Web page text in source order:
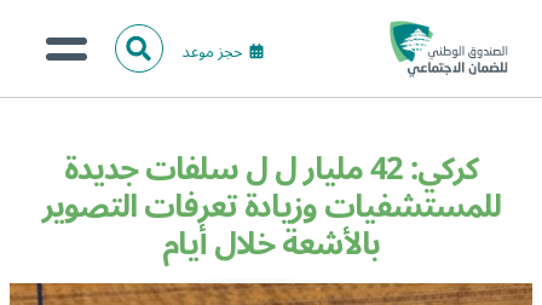
حجز موعد ا
ل
ث
الخدمات الالكترونية
المركز الإعلامي
تواصل معنا
البحث
كركي: 42 مليار ل ل سلفات جديدة
للمستشفيات وزيادة تعرفات التصوير
بالأشعة خلال أيام